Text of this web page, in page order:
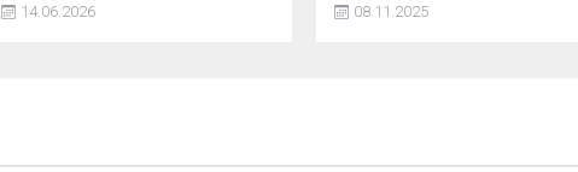
mutlu gününde gelinliği ve ezilen
14.06.2026
övgüler yağdıran ünlü şarkıcı imaj
08.11.2025